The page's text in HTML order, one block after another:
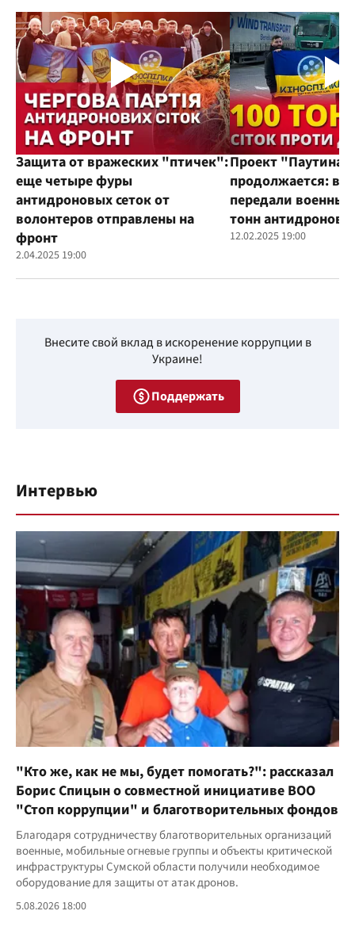
Защита от вражеских "птичек":
еще четыре фуры
антидроновых сеток от
волонтеров отправлены на
фронт
2.04.2025 19:00
Проект "Паутина"
продолжается:
передали
тонн
12.02.2025 19:00
Внесите свой вклад в искоренение коррупции в
Украине!
Поддержать
Интервью
"Кто же, как не мы, будет помогать?": рассказал
Борис Спицын о совместной инициативе ВОО
"Стоп коррупции" и благотворительных фондов
Благодаря сотрудничеству благотворительных организаций
военные, мобильные огневые группы и объекты критической
инфраструктуры Сумской области получили необходимое
оборудование для защиты от атак дронов.
5.08.2026 18:00